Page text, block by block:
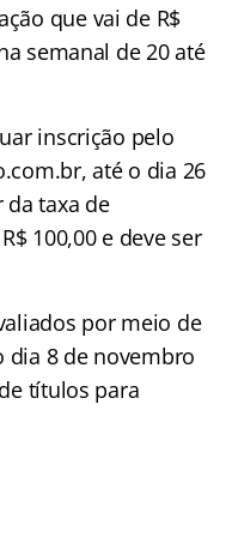
que vai de R$
semanal de 20 até
inscrição pelo
até o dia 26
da taxa de
100,00 e deve ser
por meio de
dia 8 de novembro
títulos para